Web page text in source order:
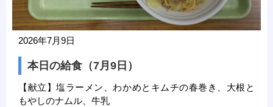
2026年7月9日
本日の給食（7月9日）
【献立】塩ラーメン、わかめとキムチの春巻き、大根と
もやしのナムル、牛乳